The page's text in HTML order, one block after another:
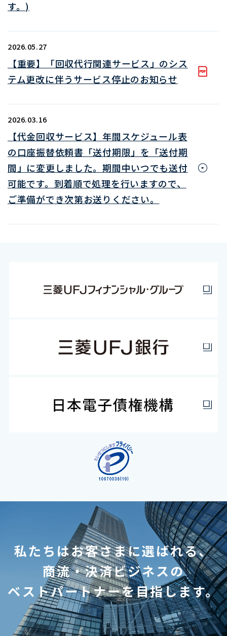
す。)
2026.05.27
【重要】「回収代行関連サービス」のシス
テム更改に伴うサービス停止のお知らせ
2026.03.16
【代金回収サービス】年間スケジュール表
の口座振替依頼書「送付期限」を「送付期
間」に変更しました。期間中いつでも送付
可能です。到着順で処理を行いますので、
ご準備ができ次第お送りください。
私たちはお客さまに選ばれる、
商流・決済ビジネスの
ベストパートナーを目指します。